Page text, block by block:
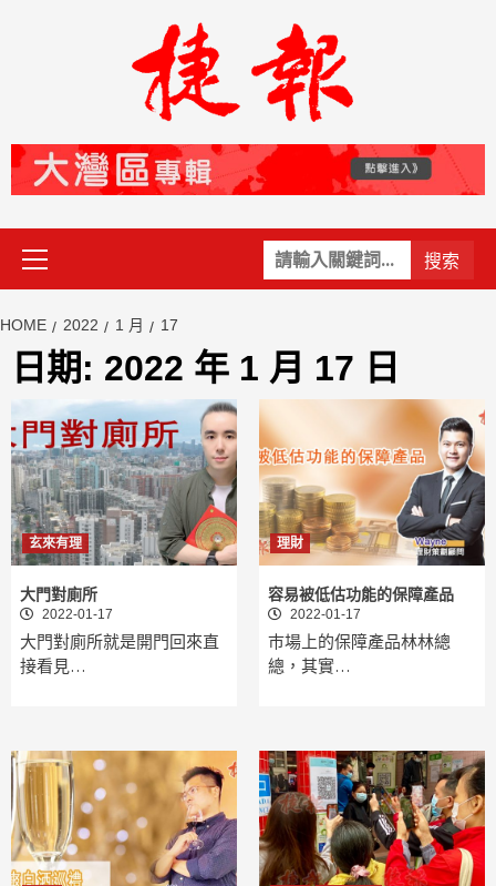
關
鍵
Primary
Menu
HOME 2022 1 月 17
日期: 2022 年 1 月 17 日
玄來有理
大門對廁所
2022-01-17
大門對廁所就是開門回來直
接看見…
理財
容易被低估功能的保障產品
2022-01-17
巿場上的保障產品林林總
總，其實…